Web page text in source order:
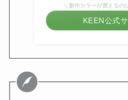
＼新作カラーが買えるの
KEEN公式